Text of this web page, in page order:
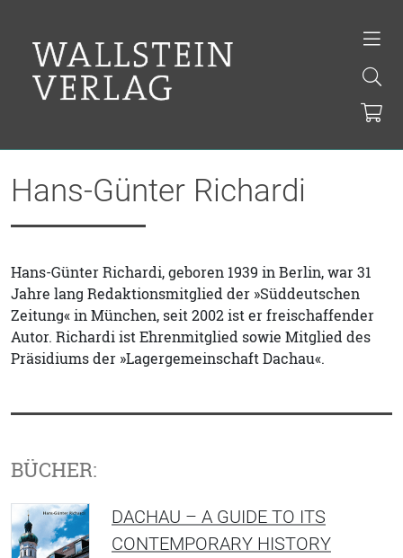
Hans-Günter Richardi
Hans-Günter Richardi, geboren 1939 in Berlin, war 31
Jahre lang Redaktionsmitglied der »Süddeutschen
Zeitung« in München, seit 2002 ist er freischaffender
Autor. Richardi ist Ehrenmitglied sowie Mitglied des
Präsidiums der »Lagergemeinschaft Dachau«.
BÜCHER:
DACHAU – A GUIDE TO ITS
CONTEMPORARY HISTORY